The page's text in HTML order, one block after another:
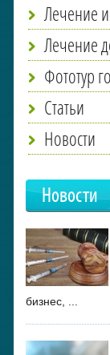
Лечение
Лечение
Фототур
Статьи
Новости
Новости
бизнес, ...